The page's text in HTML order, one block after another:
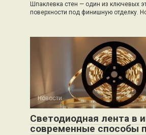
Шпаклевка стен — один из ключевых
поверхности под финишную отделку.
Новости
Светодиодная лента в
современные способы